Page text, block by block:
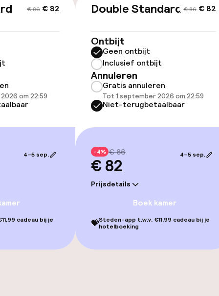
€ 86 € 82
om 22:59
4–5 sep.
cadeau bij je
€ 86 € 82
Double Standard
Ontbijt
Geen ontbijt
Inclusief ontbijt
Annuleren
Gratis annuleren
Tot 1 september 2026 om 22:59
Niet-terugbetaalbaar
-4% € 86
€ 82
Prijsdetails
4–5 sep.
Boek kamer
💝Steden-app t.w.v. €11,99 cadeau bij je
hotelboeking